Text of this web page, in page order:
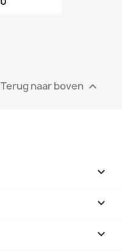
Terug naar boven 


